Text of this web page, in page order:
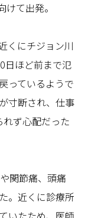
て出発。
くにチジョン川
日ほど前まで氾
っているようで
寸断され、仕事
ず心配だった
関節痛、頭痛
。近くに診療所